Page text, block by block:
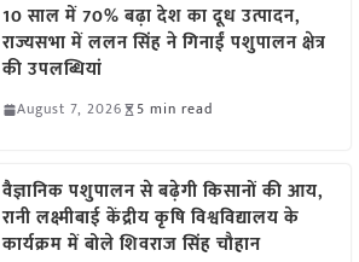
10 साल में 70% बढ़ा देश का दूध उत्पादन,
राज्यसभा में ललन सिंह ने गिनाईं पशुपालन क्षेत्र
की उपलब्धियां
August 7, 2026 5 min read
वैज्ञानिक पशुपालन से बढ़ेगी किसानों की आय,
रानी लक्ष्मीबाई केंद्रीय कृषि विश्वविद्यालय के
कार्यक्रम में बोले शिवराज सिंह चौहान